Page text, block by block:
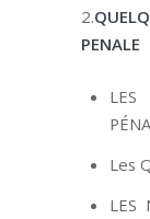
2.
PENALE
LES
Les
LES